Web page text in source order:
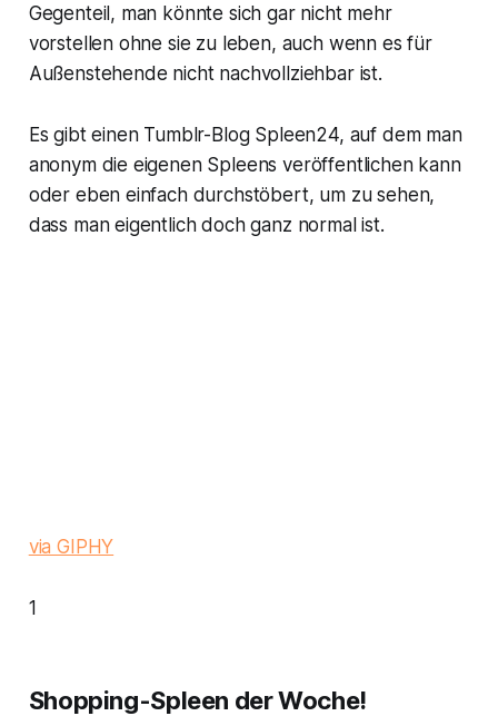
Gegenteil, man könnte sich gar nicht mehr
vorstellen ohne sie zu leben, auch wenn es für
Außenstehende nicht nachvollziehbar ist.
Es gibt einen Tumblr-Blog Spleen24, auf dem man
anonym die eigenen Spleens veröffentlichen kann
oder eben einfach durchstöbert, um zu sehen,
dass man eigentlich doch ganz normal ist.
via GIPHY
1
Shopping-Spleen der Woche!